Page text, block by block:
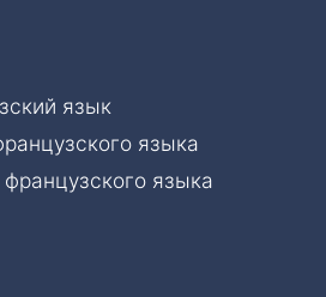
язык
языка
языка